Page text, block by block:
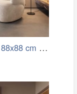
Křeslo Nova 88x88 cm manšestr béžová